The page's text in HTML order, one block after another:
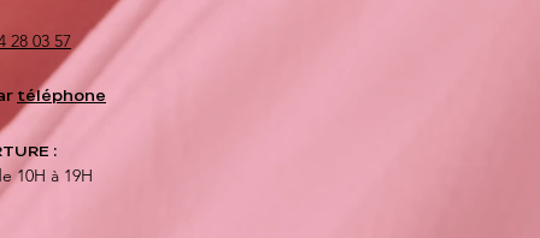
28 03 57
téléphone
:
10H à 19H